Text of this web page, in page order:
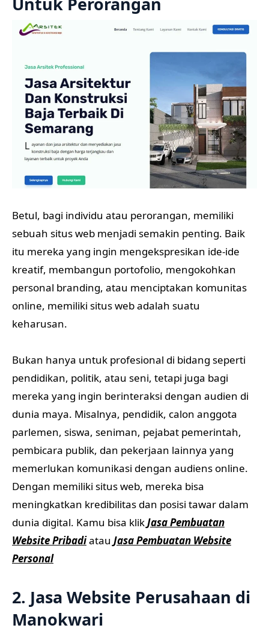
Betul, bagi individu atau perorangan, memiliki
sebuah situs web menjadi semakin penting. Baik
itu mereka yang ingin mengekspresikan ide-ide
kreatif, membangun portofolio, mengokohkan
personal branding, atau menciptakan komunitas
online, memiliki situs web adalah suatu
keharusan.
Bukan hanya untuk profesional di bidang seperti
pendidikan, politik, atau seni, tetapi juga bagi
mereka yang ingin berinteraksi dengan audien di
dunia maya. Misalnya, pendidik, calon anggota
parlemen, siswa, seniman, pejabat pemerintah,
pembicara publik, dan pekerjaan lainnya yang
memerlukan komunikasi dengan audiens online.
Dengan memiliki situs web, mereka bisa
meningkatkan kredibilitas dan posisi tawar dalam
dunia digital. Kamu bisa klikJasa Pembuatan
Website Pribadiatau Jasa Pembuatan Website
Personal
2. Jasa Website Perusahaan di
Manokwari